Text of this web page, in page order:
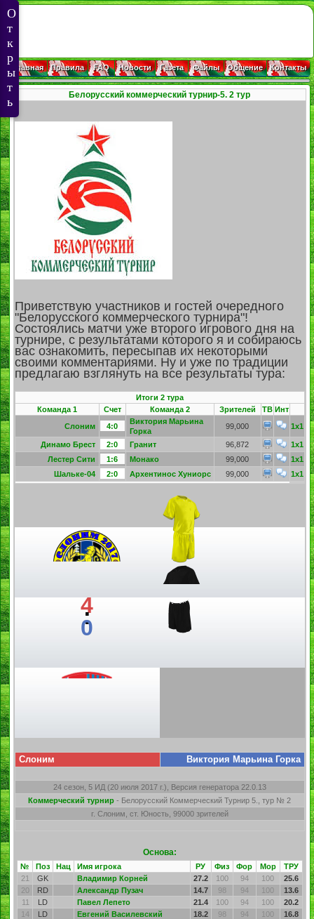
Главная Правила FAQ Новости Газета Файлы Общение Контакты
Белорусский коммерческий турнир-5. 2 тур
Приветствую участников и гостей очередного
"Белорусского коммерческого турнира"!
Состоялись матчи уже второго игрового дня на
турнире, с результатами которого я и собираюсь
вас ознакомить, пересыпав их некоторыми
своими комментариями. Ну и уже по традиции
предлагаю взглянуть на все результаты тура:
Итоги 2 тура
Команда 1
Счет Команда 2 Зрителей ТВ Инт
Слоним
4:0
Виктория Марьина
Горка
99,000 1x1
Динамо Брест 2:0 Гранит 96,872
1x1
Лестер Сити
1:6 Монако 99,000
1x1
Шальке-04
2:0 Архентинос Хуниорс 99,000 1x1
4
:
0
Слоним Виктория Марьина Горка
24 сезон, 5 ИД (20 июля 2017 г.), Версия генератора 22.0.13
Коммерческий турнир - Белорусский Коммерческий Турнир 5., тур № 2
г. Слоним, ст. Юность, 99000 зрителей
Основа:
№ Поз Нац Имя игрока РУ Физ Фор Мор
ТРУ
21
GK Владимир Корней 27.2 100 94 100
25.6
20
RD Александр Пузач 14.7 98 94 100
13.6
11
LD Павел Лепето 21.4 100 94 100
20.2
14
LD Евгений Василевский 18.2 98 94 100
16.8